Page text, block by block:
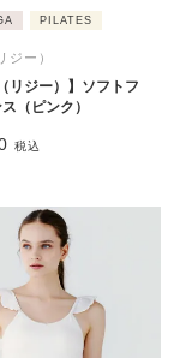
PILATES
ジー）
リジー）】ソフトフ
（ピンク）
税込